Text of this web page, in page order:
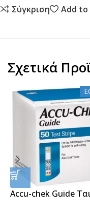
Σύγκριση Add to
Σχετικά
Accu-chek Guide